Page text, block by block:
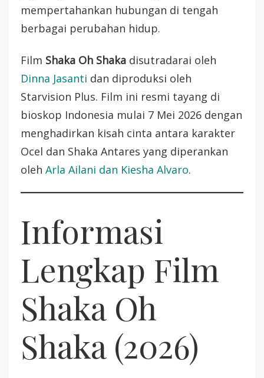
mempertahankan hubungan di tengah
berbagai perubahan hidup.
Film Shaka Oh Shaka disutradarai oleh
Dinna Jasanti dan diproduksi oleh
Starvision Plus. Film ini resmi tayang di
bioskop Indonesia mulai 7 Mei 2026 dengan
menghadirkan kisah cinta antara karakter
Ocel dan Shaka Antares yang diperankan
oleh Arla Ailani dan Kiesha Alvaro.
Informasi
Lengkap Film
Shaka Oh
Shaka (2026)